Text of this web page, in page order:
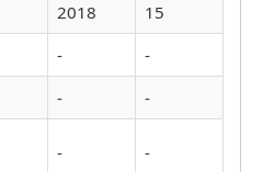
2018
15
-
-
-
-
- -